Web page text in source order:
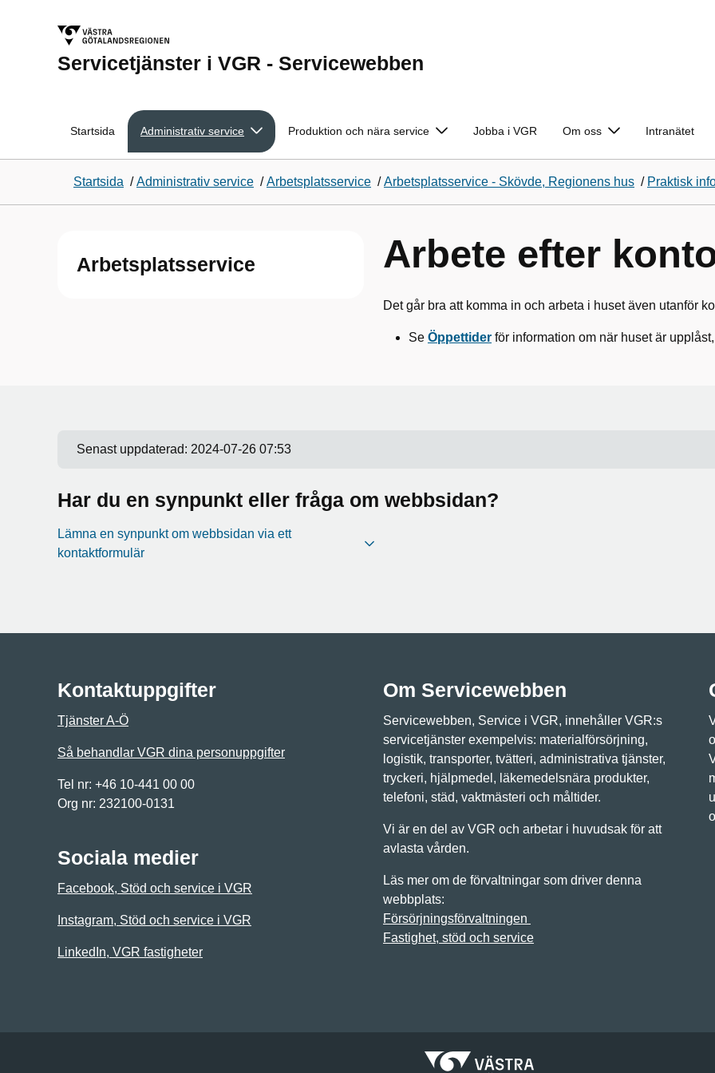
Servicetjänster i VGR - Servicewebben
Startsida Administrativ service Produktion och nära service Jobba i VGR Om oss Intranätet
Startsida /Administrativ service /Arbetsplatsservice /Arbetsplatsservice - Skövde, Regionens hus / Praktisk
Arbetsplatsservice Arbete efter
Det går bra att komma in och arbeta i huset även utanför
Se Öppettider för information om när huset är
Senast uppdaterad: 2024-07-26 07:53
Har du en synpunkt eller fråga om webbsidan?
Lämna en synpunkt om webbsidan via ett
kontaktformulär
Kontaktuppgifter
Tjänster A-Ö
Så behandlar VGR dina personuppgifter
Tel nr: +46 10-441 00 00
Org nr: 232100-0131
Sociala medier
Facebook, Stöd och service i VGR
Instagram, Stöd och service i VGR
LinkedIn, VGR fastigheter
Om Servicewebben
Servicewebben, Service i VGR, innehåller VGR:s
servicetjänster exempelvis: materialförsörjning,
logistik, transporter, tvätteri, administrativa tjänster,
tryckeri, hjälpmedel, läkemedelsnära produkter,
telefoni, städ, vaktmästeri och måltider.
Vi är en del av VGR och arbetar i huvudsak för att
avlasta vården.
Läs mer om de förvaltningar som driver denna
webbplats:
Försörjningsförvaltningen
Fastighet, stöd och service